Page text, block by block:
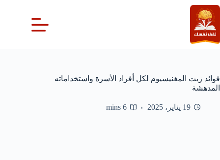
التجاوز
إلى
المحتوى
فوائد زيت المغنيسيوم لكل أفراد الأسرة واستخداماته
المدهشة
19 يناير، 2025 6 mins